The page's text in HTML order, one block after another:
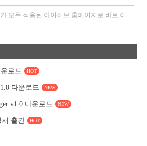
모두 적용된 아이허브 홈페이지로 바로 이
로드 HOT
다운로드 NEW
v1.0 다운로드 NEW
서 출간 HOT